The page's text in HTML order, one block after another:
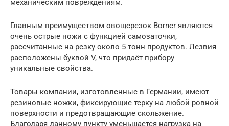
механическим повреждениям.
Главным преимуществом овощерезок Borner являются
очень острые ножи с функцией самозаточки,
рассчитанные на резку около 5 тонн продуктов. Лезвия
расположены буквой V, что придаёт прибору
уникальные свойства.
Товары компании, изготовленные в Германии, имеют
резиновые ножки, фиксирующие терку на любой ровной
поверхности и предотвращающие скольжение.
Благодаря данному пункту уменьшается нагрузка на